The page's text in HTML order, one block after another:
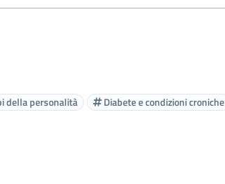
della personalità Diabete e condizioni croniche